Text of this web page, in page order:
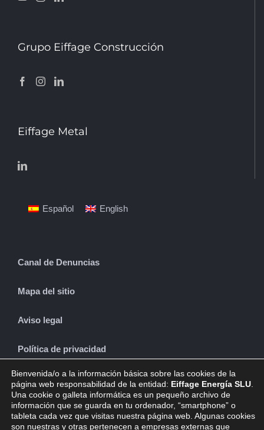
Grupo Eiffage Construcción
Eiffage Metal
Español English
Canal de Denuncias
Mapa del sitio
Aviso legal
Política de privacidad
Política de cookies
Bienvenida/o a la información básica sobre las cookies de la
página web responsabilidad de la entidad: Eiffage Energía SLU
Una cookie o galleta informática es un pequeño archivo de
información que se guarda en tu ordenador, “smartphone” o
tableta cada vez que visitas nuestra página web. Algunas cookies
son nuestras y otras pertenecen a empresas externas que